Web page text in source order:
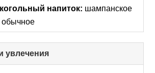
напиток: шампанское
обычное
увлечения
to